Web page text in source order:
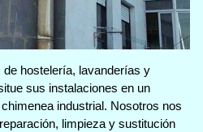
hostelería, lavanderías y
sus instalaciones en un
industrial. Nosotros nos
limpieza y sustitución